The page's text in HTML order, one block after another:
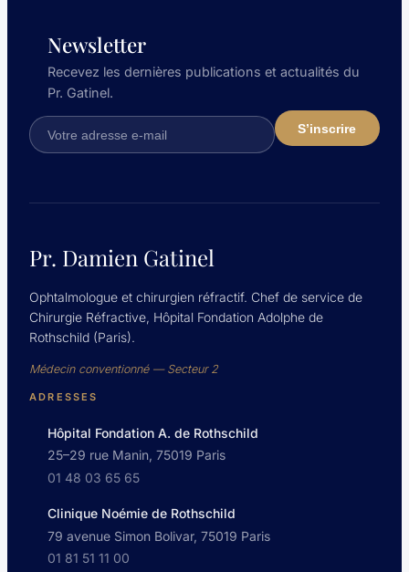
Newsletter
Recevez les dernières publications et actualités du
Pr. Gatinel.
Pr. Damien Gatinel
Ophtalmologue et chirurgien réfractif. Chef de service de
Chirurgie Réfractive, Hôpital Fondation Adolphe de
Rothschild (Paris).
Médecin conventionné — Secteur 2
ADRESSES
Hôpital Fondation A. de Rothschild
25–29 rue Manin, 75019 Paris
01 48 03 65 65
Clinique Noémie de Rothschild
79 avenue Simon Bolivar, 75019 Paris
01 81 51 11 00